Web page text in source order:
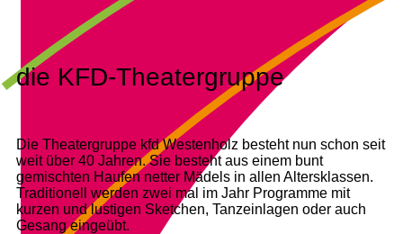
die KFD-Theatergruppe
Die Theatergruppe kfd Westenholz besteht nun schon seit
weit über 40 Jahren. Sie besteht aus einem bunt
gemischten Haufen netter Mädels in allen Altersklassen.
Traditionell werden zwei mal im Jahr Programme mit
kurzen und lustigen Sketchen, Tanzeinlagen oder auch
Gesang eingeübt.